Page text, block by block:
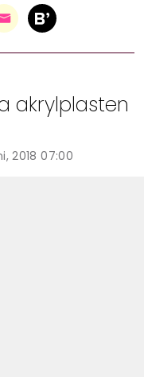
akrylplasten
2018 07:00